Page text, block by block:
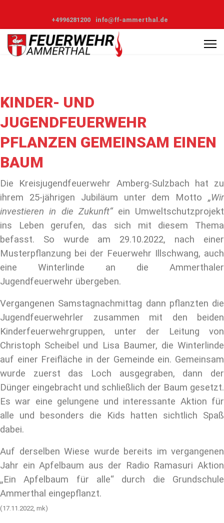
+4996281200 info@ff-ammerthal.de
KINDER- UND
JUGENDFEUERWEHR
PFLANZEN GEMEINSAM EINEN
BAUM
Die Kreisjugendfeuerwehr Amberg-Sulzbach hat zu
ihrem 25-jährigen Jubiläum unter dem Motto „Wir
investieren in die Zukunft“ein Umweltschutzprojekt
ins Leben gerufen, das sich mit diesem Thema
befasst. So wurde am 29.10.2022, nach einer
Musterpflanzung bei der Feuerwehr Illschwang, auch
eine Winterlinde an die Ammerthaler
Jugendfeuerwehr übergeben.
Vergangenen Samstagnachmittag dann pflanzten die
Jugendfeuerwehrler zusammen mit den beiden
Kinderfeuerwehrgruppen, unter der Leitung von
Christoph Scheibel und Lisa Baumer, die Winterlinde
auf einer Freifläche in der Gemeinde ein. Gemeinsam
wurde zuerst das Loch ausgegraben, dann der
Dünger eingebracht und schließlich der Baum gesetzt.
Es war eine gelungene und interessante Aktion für
alle und besonders die Kids hatten sichtlich Spaß
dabei.
Auf derselben Wiese wurde bereits im vergangenen
Jahr ein Apfelbaum aus der Radio Ramasuri Aktion
„Ein Apfelbaum für alle“ durch die Grundschule
Ammerthal eingepflanzt.
(17.11.2022, mk)